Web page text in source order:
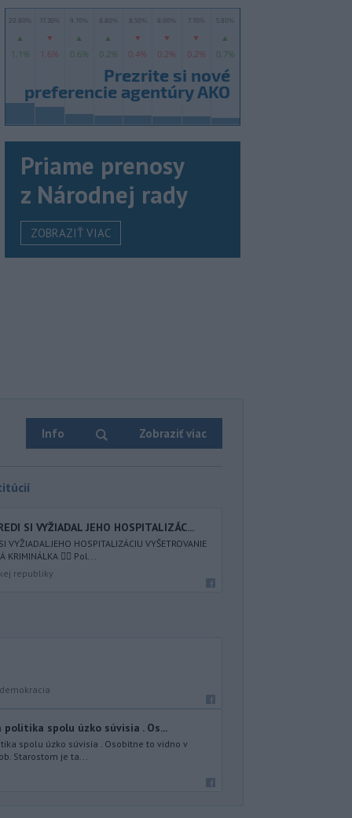
Priame prenosy
z Národnej rady
ZOBRAZIŤ VIAC
Info Zobraziť viac
SI VYŽIADAL JEHO HOSPITALIZÁC...
VYŽIADAL JEHO HOSPITALIZÁCIU VYŠETROVANIE
KRIMINÁLKA 👮‍♂️ Pol...
republiky
spolu úzko súvisia . Os...
spolu úzko súvisia . Osobitne to vidno v
Starostom je ta...